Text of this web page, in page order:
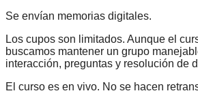
Se envían memorias digitales.
Los cupos son limitados. Aunque el
buscamos mantener un grupo
interacción, preguntas y resolución de
El curso es en vivo. No se hacen